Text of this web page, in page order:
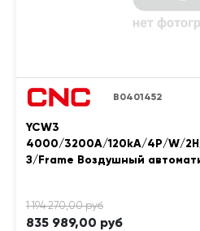
B0401452
YCW3
4000/3200A/120kA/4P/W/
З/Frame Воздушный
835 989,00 руб